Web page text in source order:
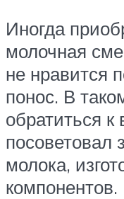
Иногда
молочная
не нравится
понос. В
обратиться к
посоветовал
молока,
компонентов.